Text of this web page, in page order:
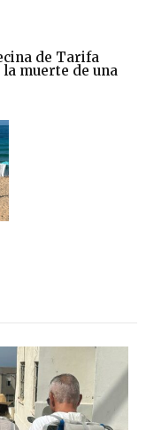
de Tarifa
muerte de una